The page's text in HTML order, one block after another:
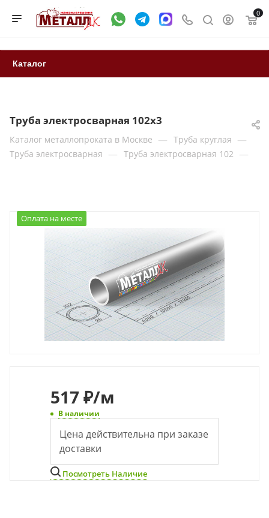
0
Каталог
Труба электросварная 102x3
Каталог металлопроката в Москве — Труба круглая —
Труба электросварная — Труба электросварная 102 —
Оплата на месте
517 ₽/м
В наличии
Цена действительна при заказе
доставки
Посмотреть Наличие